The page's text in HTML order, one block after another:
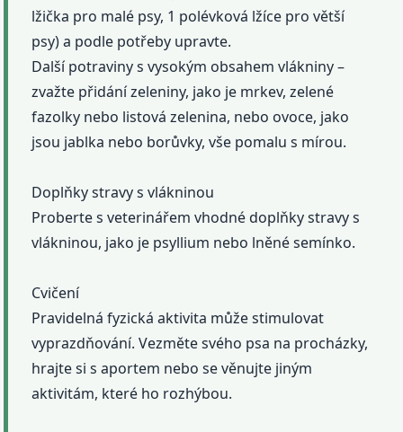
lžička pro malé psy, 1 polévková lžíce pro větší
psy) a podle potřeby upravte.
Další potraviny s vysokým obsahem vlákniny –
zvažte přidání zeleniny, jako je mrkev, zelené
fazolky nebo listová zelenina, nebo ovoce, jako
jsou jablka nebo borůvky, vše pomalu s mírou.
Doplňky stravy s vlákninou
Proberte s veterinářem vhodné doplňky stravy s
vlákninou, jako je psyllium nebo lněné semínko.
Cvičení
Pravidelná fyzická aktivita může stimulovat
vyprazdňování. Vezměte svého psa na procházky,
hrajte si s aportem nebo se věnujte jiným
aktivitám, které ho rozhýbou.